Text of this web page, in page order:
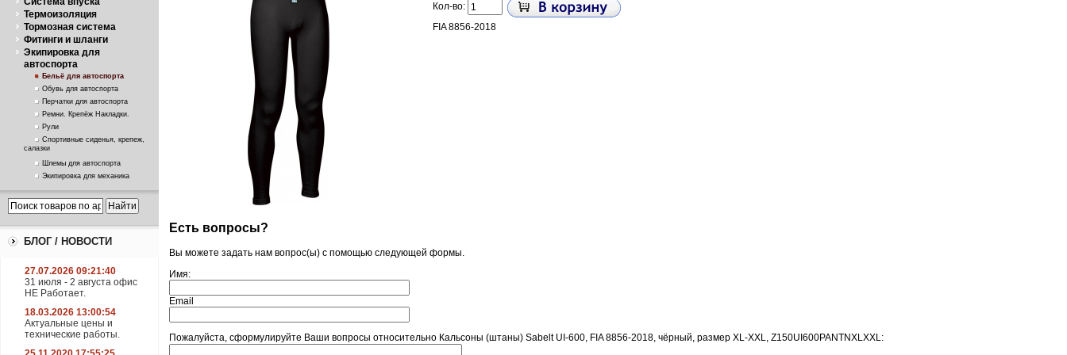
Термоизоляция
Тормозная система
Фитинги и шланги
Экипировка для
автоспорта
Бельё для автоспорта
Обувь для автоспорта
Перчатки для автоспорта
Ремни. Крепёж Накладки.
Рули
Спортивные сиденья, крепеж,
салазки
Шлемы для автоспорта
Экипировка для механика
БЛОГ / НОВОСТИ
27.07.2026 09:21:40
31 июля - 2 августа офис
НЕ Работает.
18.03.2026 13:00:54
Актуальные цены и
технические работы.
Кол-во:
FIA 8856-2018
Есть вопросы?
Вы можете задать нам вопрос(ы) с помощью следующей формы.
Имя:
Email
Пожалуйста, сформулируйте Ваши вопросы относительно Кальсоны (штаны) Sabelt UI-600, FIA 8856-2018, чёрный, размер XL-XXL, Z150UI600PANTNXLXXL: